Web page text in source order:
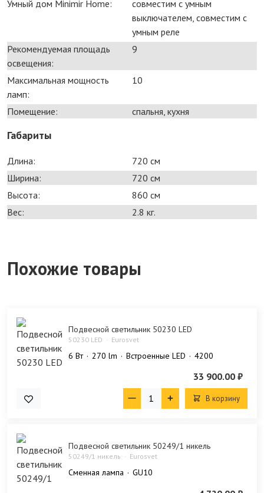
Умный дом Minimir Home:
совместим с умным
выключателем, совместим с
умным реле
Рекомендуемая площадь
освещения:
9
Максимальная мощность
ламп:
10
Помещение: спальня, кухня
Габариты
Длина:
720 см
Ширина:
720 см
Высота:
860 см
Вес:
2.8 кг.
Похожие товары
Подвесной светильник 50230 LED
50230 LED Eurosvet
6 Bт 270 lm Встроенные LED 4200
33 900.00 ₽
В корзину
Подвесной светильник 50249/1 никель
50249/1 никель Eurosvet
Сменная лампа GU10